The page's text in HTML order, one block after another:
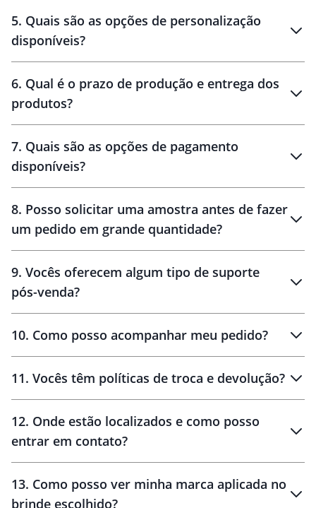
brinde
personalização
amostra virtual
5. Quais são as opções de personalização
disponíveis?
6. Qual é o prazo de produção e entrega dos
produtos?
10 dias
brinde
48 horas
7. Quais são as opções de pagamento
disponíveis?
8. Posso solicitar uma amostra antes de fazer
um pedido em grande quantidade?
amostras
9. Vocês oferecem algum tipo de suporte
pós-venda?
10. Como posso acompanhar meu pedido?
11. Vocês têm políticas de troca e devolução?
30 dias
12. Onde estão localizados e como posso
entrar em contato?
13. Como posso ver minha marca aplicada no
brinde escolhido?